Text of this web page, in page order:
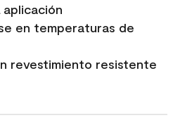
en temperaturas de
revestimiento resistente